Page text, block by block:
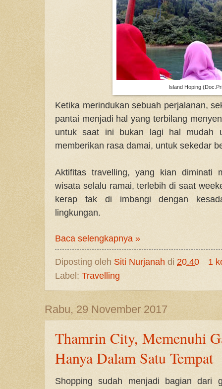
Island Hoping
Ketika merindukan sebuah perjalanan,
pantai menjadi hal yang terbilang
untuk saat ini bukan lagi hal mudah
memberikan rasa damai, untuk sekedar
Aktifitas travelling, yang kian diminati
wisata selalu ramai, terlebih di saat
kerap tak di imbangi dengan
lingkungan.
Baca selengkapnya »
Diposting oleh Siti Nurjanah di 20.40
1
Label: Travelling
Rabu, 29 November 2017
Thamrin City, Memenuhi
Hanya Dalam Satu Tempat
Shopping sudah menjadi bagian dari